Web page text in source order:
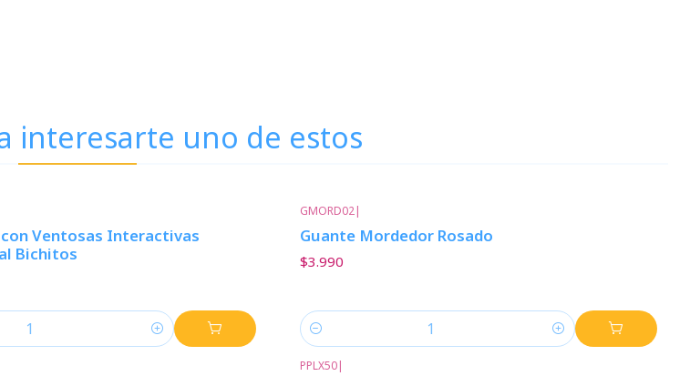
interesarte uno de estos
con Ventosas Interactivas
Bichitos
GMORD02|
Guante Mordedor Rosado
$3.990
Cantidad
PPLX50|